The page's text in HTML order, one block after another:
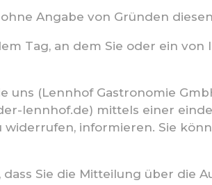
Angabe von Gründen
Tag, an dem Sie oder ein
uns (Lennhof Gastronomie
lennhof.de) mittels einer
widerrufen, informieren. Sie
Sie die Mitteilung über die